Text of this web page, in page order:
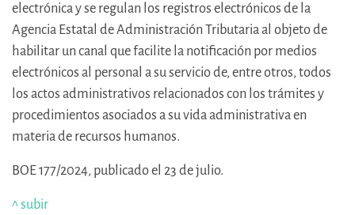
electrónica y se regulan los registros electrónicos de la
Agencia Estatal de Administración Tributaria al objeto de
habilitar un canal que facilite la notificación por medios
electrónicos al personal a su servicio de, entre otros, todos
los actos administrativos relacionados con los trámites y
procedimientos asociados a su vida administrativa en
materia de recursos humanos.
BOE 177/2024, publicado el 23 de julio.
^ subir